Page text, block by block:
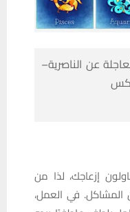
عن الناصرية–
إزعاجك، لذا من
المشاكل. في العمل،